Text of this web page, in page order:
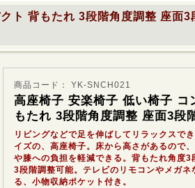
ト 背もたれ 3段階角度調整 座面3
商品コード： YK-SNCH021
高座椅子 安楽椅子 低い椅子 コ
もたれ 3段階角度調整 座面3段
リビングなどで足を伸ばしてリラックスで
イズの、高座椅子。床から高さがあるので
や膝への負担を軽減できる。背もたれ角度3
3段階調整可能。テレビのリモコンやメガネ
る、小物収納ポケット付き。